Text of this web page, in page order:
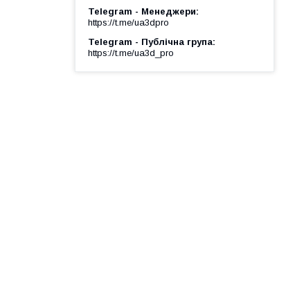
Telegram - Менеджери
https://t.me/ua3dpro
Telegram - Публічна група
https://t.me/ua3d_pro